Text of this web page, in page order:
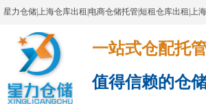
星力仓储|上海仓库出租|电商仓储托管|短租仓库出租|上
一站式仓配托
值得信赖的仓